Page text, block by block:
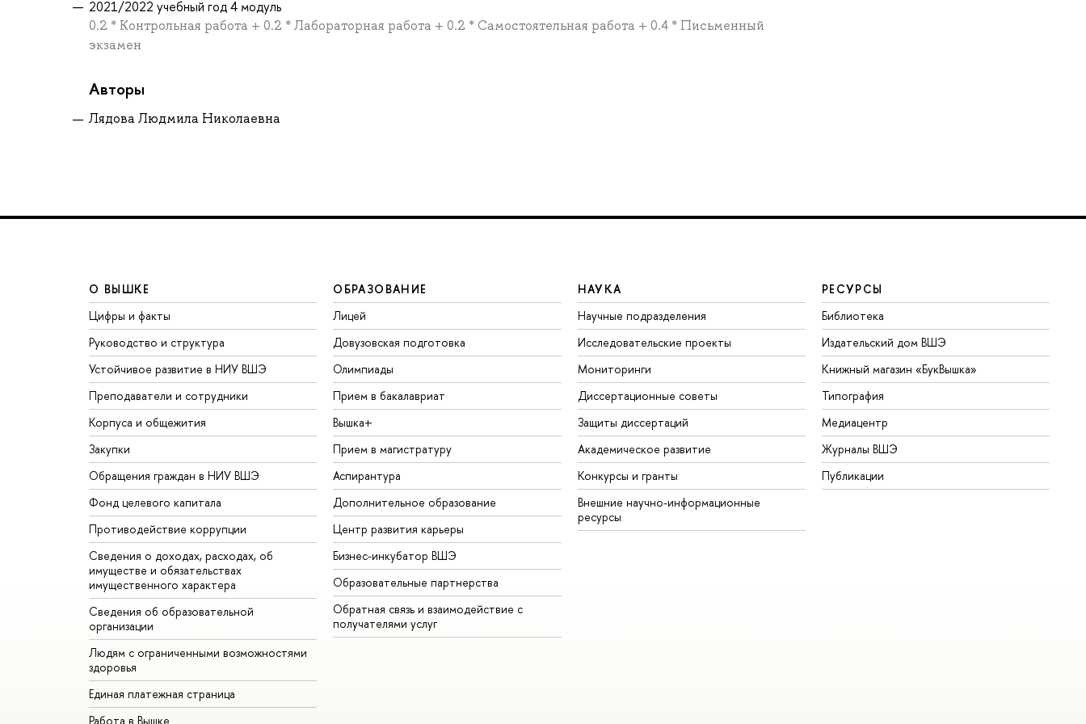
2021/2022 учебный год 4 модуль
0.2 * Контрольная работа + 0.2 * Лабораторная работа + 0.2 * Самостоятельная работа + 0.4 * Письменный
экзамен
Авторы
Лядова Людмила Николаевна
О ВЫШКЕ
Цифры и факты
Руководство и структура
Устойчивое развитие в НИУ ВШЭ
Преподаватели и сотрудники
Корпуса и общежития
Закупки
Обращения граждан в НИУ ВШЭ
Фонд целевого капитала
Противодействие коррупции
Сведения о доходах, расходах, об
имуществе и обязательствах
имущественного характера
Сведения об образовательной
организации
Людям с ограниченными возможностями
здоровья
Единая платежная страница
Работа в Вышке
ОБРАЗОВАНИЕ
Лицей
Довузовская подготовка
Олимпиады
Прием в бакалавриат
Вышка+
Прием в магистратуру
Аспирантура
Дополнительное образование
Центр развития карьеры
Бизнес-инкубатор ВШЭ
Образовательные партнерства
Обратная связь и взаимодействие с
получателями услуг
НАУКА
Научные подразделения
Исследовательские проекты
Мониторинги
Диссертационные советы
Защиты диссертаций
Академическое развитие
Конкурсы и гранты
Внешние научно-информационные
ресурсы
РЕСУРСЫ
Библиотека
Издательский дом ВШЭ
Книжный магазин «БукВышка»
Типография
Медиацентр
Журналы ВШЭ
Публикации